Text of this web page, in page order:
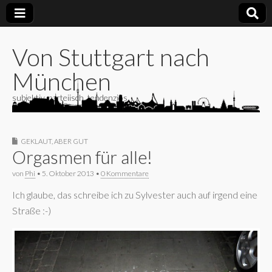
Von Stuttgart nach
München
subjektiv, parteiisch, tendenziös
GEKLAUT, ABER GUT
Orgasmen für alle!
von Phi • 5. Oktober 2013 • 0 Kommentare
Ich glaube, das schreibe ich zu Sylvester auch auf irgend eine
Straße :-)